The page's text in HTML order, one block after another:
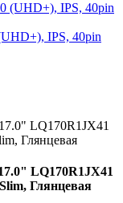
IPS, 40pin
LQ170R1JX41
Глянцевая